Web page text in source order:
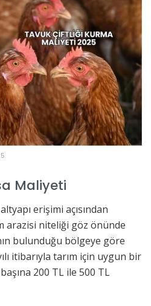
Maliyeti
erişimi açısından
arazisi niteliği göz önünde
bulunduğu bölgeye göre
itibarıyla tarım için uygun bir
200 TL ile 500 TL